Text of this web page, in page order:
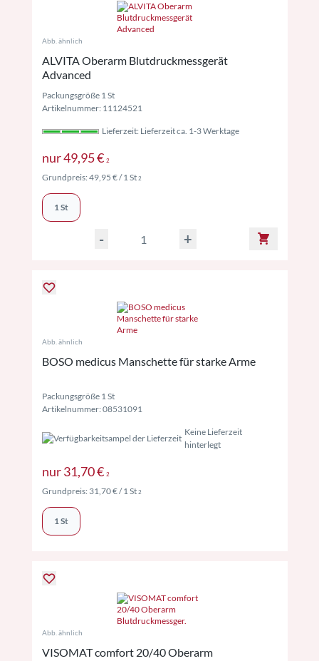
Abb. ähnlich
ALVITA Oberarm Blutdruckmessgerät
Advanced
Packungsgröße 1 St
Artikelnummer: 11124521
Lieferzeit: Lieferzeit ca. 1-3 Werktage
nur49,95 € 2Preise inkl. MwSt. ggf. zzgl. Versand
Grundpreis:49,95 €/ 1 St 2Preise inkl. MwSt. ggf. zzgl. Versand
1 St
- +
Abb. ähnlich
BOSO medicus Manschette für starke Arme
Packungsgröße 1 St
Artikelnummer: 08531091
Keine Lieferzeit
hinterlegt
nur31,70 € 2Preise inkl. MwSt. ggf. zzgl. Versand
Grundpreis: 31,70 €/ 1 St 2Preise inkl. MwSt. ggf. zzgl. Versand
1 St
Abb. ähnlich
VISOMAT comfort 20/40 Oberarm